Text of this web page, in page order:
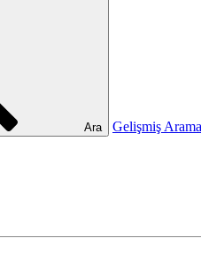
Ara Gelişmiş